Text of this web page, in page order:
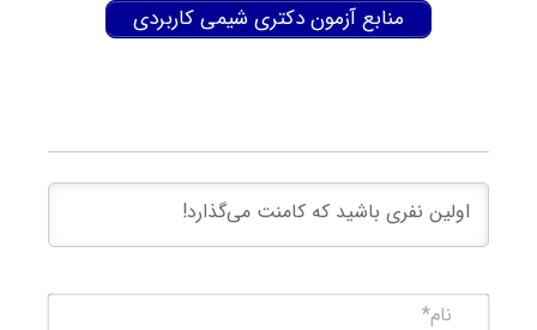
منابع آزمون دکتری شیمی ﻛﺎرﺑﺮدی